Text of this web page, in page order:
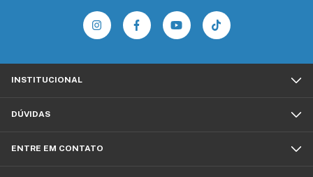
INSTITUCIONAL
DÚVIDAS
ENTRE EM CONTATO